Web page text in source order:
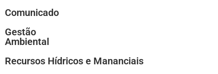
Comunicado
Gestão
Ambiental
Recursos Hídricos e Mananciais